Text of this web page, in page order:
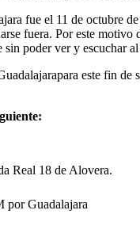
fue el 11 de octubre
fuera. Por este
poder ver y escuchar
este fin
Real 18 de Alovera.
por Guadalajara